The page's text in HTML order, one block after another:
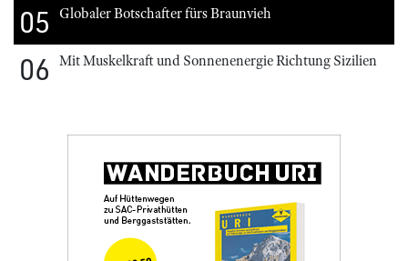
05 Globaler Botschafter fürs Braunvieh
06 Mit Muskelkraft und Sonnenenergie Richtung Sizilien